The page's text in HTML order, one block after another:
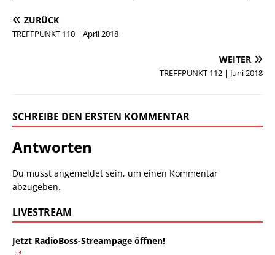
ZURÜCK
TREFFPUNKT 110 | April 2018
WEITER
TREFFPUNKT 112 | Juni 2018
SCHREIBE DEN ERSTEN KOMMENTAR
Antworten
Du musst angemeldet sein, um einen Kommentar
abzugeben.
LIVESTREAM
Jetzt RadioBoss-Streampage öffnen!